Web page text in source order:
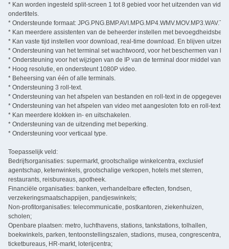
* Kan worden ingesteld split-screen 1 tot 8 gebied voor het uitzenden van
ondertitels.
* Ondersteunde formaat:
* Kan meerdere assistenten van de beheerder instellen met
* Kan vaste tijd instellen voor download, real-time download. En blijven
* Ondersteuning van het terminal set wachtwoord, voor het beschermen van
* Ondersteuning voor het wijzigen van de IP van de terminal door middel van
* Hoog resolutie, en ondersteunt 1080P video.
* Beheersing van één of alle terminals.
* Ondersteuning 3 roll-text.
* Ondersteuning van het afspelen van bestanden en roll-text in de opgegeven
* Ondersteuning van het afspelen van video met aangesloten foto en roll-text.
* Kan meerdere klokken in- en uitschakelen.
* Ondersteuning van de uitzending met beperking.
* Ondersteuning voor verticaal type.
Toepasselijk veld:
Bedrijfsorganisaties: supermarkt, grootschalige winkelcentra, exclusief
agentschap, ketenwinkels, grootschalige verkopen, hotels met sterren,
restaurants, reisbureaus, apotheek.
Financiële organisaties: banken, verhandelbare effecten, fondsen,
verzekeringsmaatschappijen, pandjeswinkels;
Non-profitorganisaties: telecommunicatie, postkantoren, ziekenhuizen,
scholen;
Openbare plaatsen: metro, luchthavens, stations, tankstations, tolhallen,
boekwinkels, parken, tentoonstellingszalen, stadions, musea, congrescentra,
ticketbureaus, HR-markt, loterijcentra;